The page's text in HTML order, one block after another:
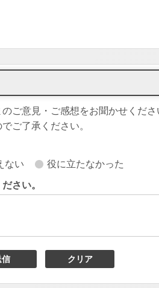
ご意見・ご感想をお聞かせくださ
ご了承ください。
ない 役に立たなかった
さい。